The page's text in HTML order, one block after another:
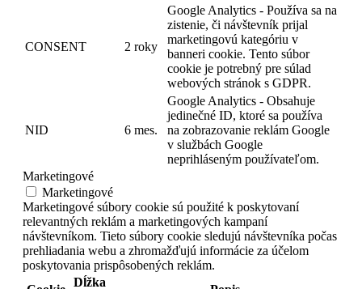
CONSENT 2 roky
Google Analytics - Používa sa na
zistenie, či návštevník prijal
marketingovú kategóriu v
banneri cookie. Tento súbor
cookie je potrebný pre súlad
webových stránok s GDPR.
NID 6 mes.
Google Analytics - Obsahuje
jedinečné ID, ktoré sa používa
na zobrazovanie reklám Google
v službách Google
neprihláseným používateľom.
Marketingové
Marketingové
Marketingové súbory cookie sú použité k poskytovaní
relevantných reklám a marketingových kampaní
návštevníkom. Tieto súbory cookie sledujú návštevníka počas
prehliadania webu a zhromažďujú informácie za účelom
poskytovania prispôsobených reklám.
Dĺžka